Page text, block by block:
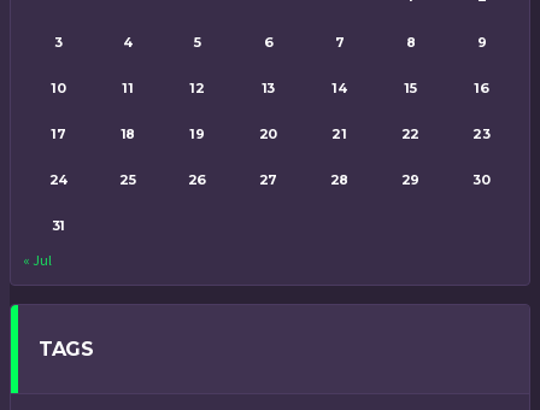
3 4 5 6 7 8 9
10 11 12 13 14 15 16
17 18 19 20 21 22 23
24 25 26 27 28 29 30
31
« Jul
TAGS